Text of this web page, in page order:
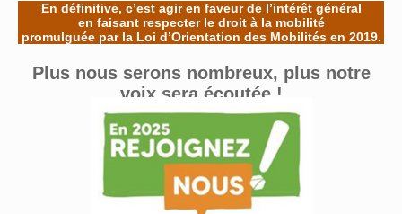
En définitive, c’est agir en faveur de l’intérêt général
en faisant respecter le droit à la mobilité
promulguée par la Loi d’Orientation des Mobilités en 2019.
Plus nous serons nombreux, plus notre
voix sera écoutée !